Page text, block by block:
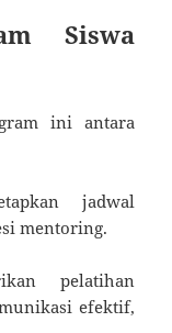
Siswa
ini antara
jadwal
mentoring.
pelatihan
efektif,